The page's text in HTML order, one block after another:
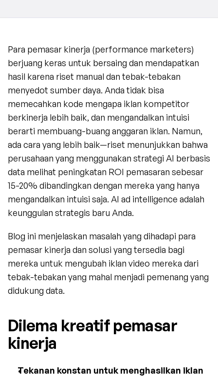
Para pemasar kinerja (performance marketers)
berjuang keras untuk bersaing dan mendapatkan
hasil karena riset manual dan tebak-tebakan
menyedot sumber daya. Anda tidak bisa
memecahkan kode mengapa iklan kompetitor
berkinerja lebih baik, dan mengandalkan intuisi
berarti membuang-buang anggaran iklan. Namun,
ada cara yang lebih baik—riset menunjukkan bahwa
perusahaan yang menggunakan strategi AI berbasis
data melihat peningkatan ROI pemasaran sebesar
15-20% dibandingkan dengan mereka yang hanya
mengandalkan intuisi saja. AI ad intelligence adalah
keunggulan strategis baru Anda.
Blog ini menjelaskan masalah yang dihadapi para
pemasar kinerja dan solusi yang tersedia bagi
mereka untuk mengubah iklan video mereka dari
tebak-tebakan yang mahal menjadi pemenang yang
didukung data.
Dilema kreatif pemasar
kinerja
Tekanan konstan untuk menghasilkan iklan